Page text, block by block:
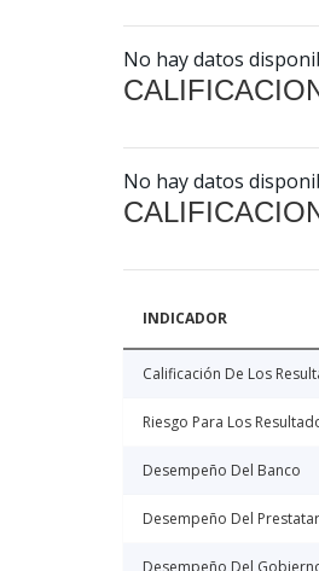
No hay datos
No hay datos
INDICADOR
Calificación De Los
Riesgo Para Los
Desempeño Del Banco
Desempeño Del